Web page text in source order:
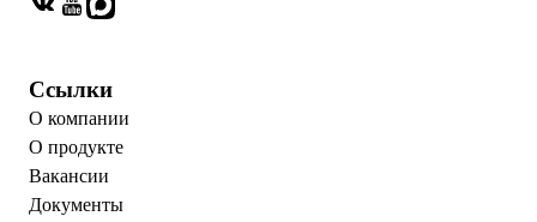
Ссылки
О компании
О продукте
Вакансии
Документы